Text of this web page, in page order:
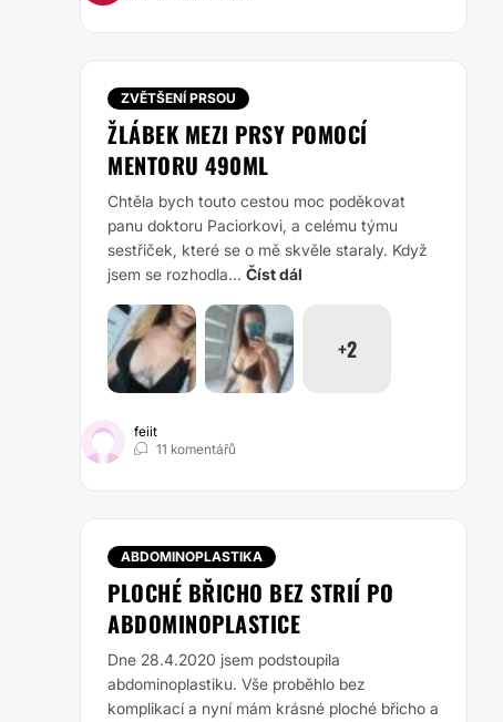
ZVĚTŠENÍ PRSOU
ŽLÁBEK MEZI PRSY POMOCÍ
MENTORU 490ML
Chtěla bych touto cestou moc poděkovat
panu doktoru Paciorkovi, a celému týmu
sestřiček, které se o mě skvěle staraly. Když
jsem se rozhodla... Číst dál
+2
feiit
11 komentářů
ABDOMINOPLASTIKA
PLOCHÉ BŘICHO BEZ STRIÍ PO
ABDOMINOPLASTICE
Dne 28.4.2020 jsem podstoupila
abdominoplastiku. Vše proběhlo bez
komplikací a nyní mám krásné ploché břicho a